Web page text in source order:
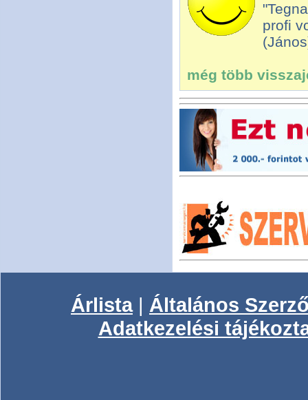
profi
még több
Árlista| Általános
Adatkezelési